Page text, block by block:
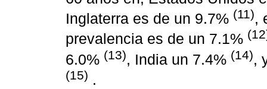
Inglaterra es de un 9.7% (11),
prevalencia es de un 7.1%
6.0% (13), India un 7.4% (14),
(15) .